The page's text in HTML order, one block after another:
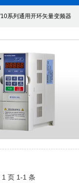
系列通用开环矢量变频器
1 页 1-1 条